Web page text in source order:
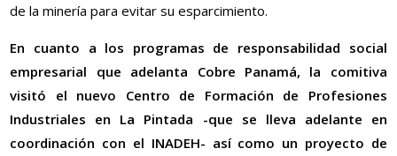
de la minería para evitar su esparcimiento.
En cuanto a los programas de responsabilidad social
empresarial que adelanta Cobre Panamá, la comitiva
visitó el nuevo Centro de Formación de Profesiones
Industriales en La Pintada -que se lleva adelante en
coordinación con el INADEH- así como un proyecto de